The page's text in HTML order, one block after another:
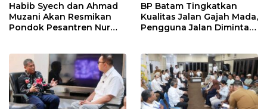
Habib Syech dan Ahmad
Muzani Akan Resmikan
Pondok Pesantren Nur
BP Batam Tingkatkan
Kualitas Jalan Gajah Mada,
Pengguna Jalan Diminta